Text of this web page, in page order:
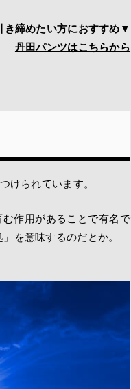
き締めたい方におすすめ▼
丹田パンツはこちらから
けられています。
作用があることで有名で
を意味するのだとか。